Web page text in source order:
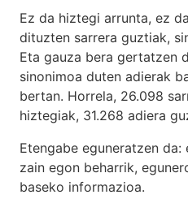
Ez da hiztegi arrunta, ez
dituzten sarrera guztiak,
Eta gauza bera gertatzen
sinonimoa duten adierak
bertan. Horrela, 26.098
hiztegiak, 31.268 adiera
Etengabe eguneratzen
zain egon beharrik,
baseko informazioa.